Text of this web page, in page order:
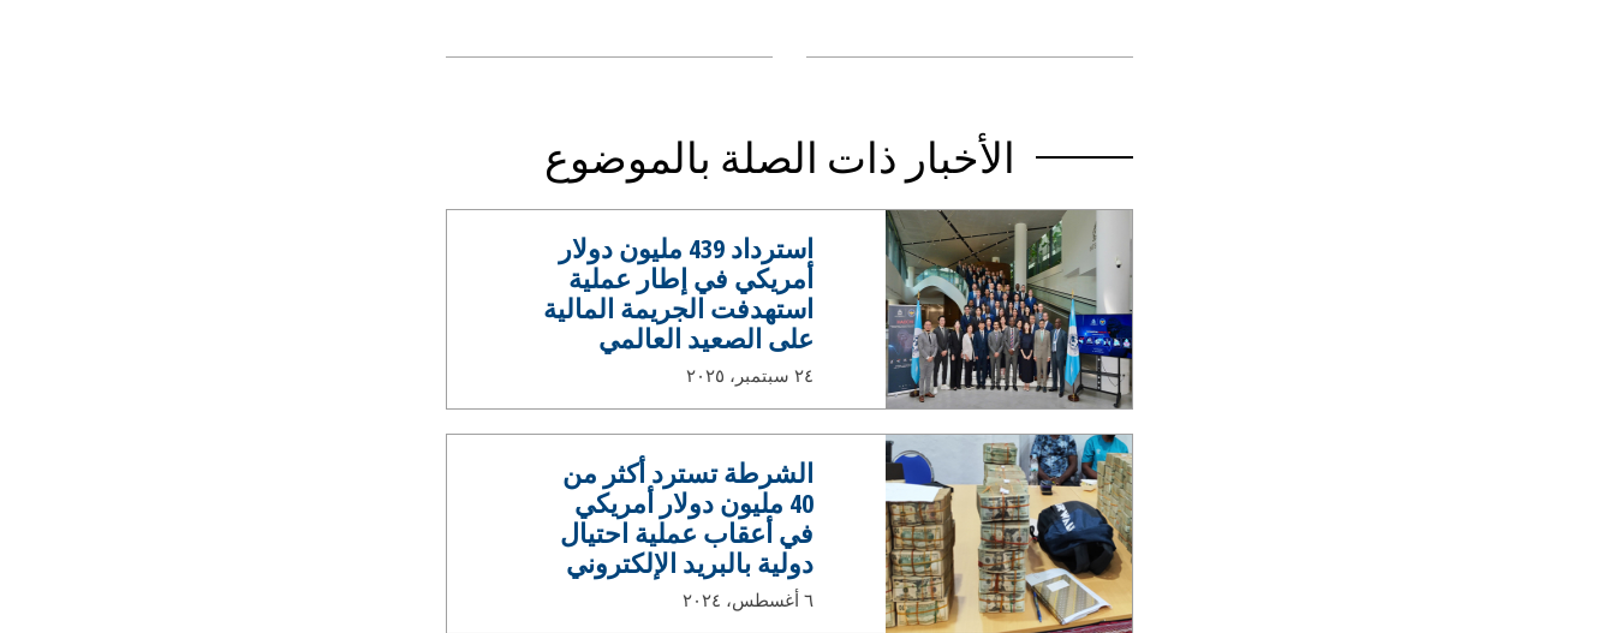
الأخبار ذات الصلة بالموضوع
استرداد 439 مليون دولار
أمريكي في إطار عملية
استهدفت الجريمة المالية
على الصعيد العالمي
٢٤ سبتمبر، ٢٠٢٥
الشرطة تسترد أكثر من
40 مليون دولار أمريكي
في أعقاب عملية احتيال
دولية بالبريد الإلكتروني
٦ أغسطس، ٢٠٢٤